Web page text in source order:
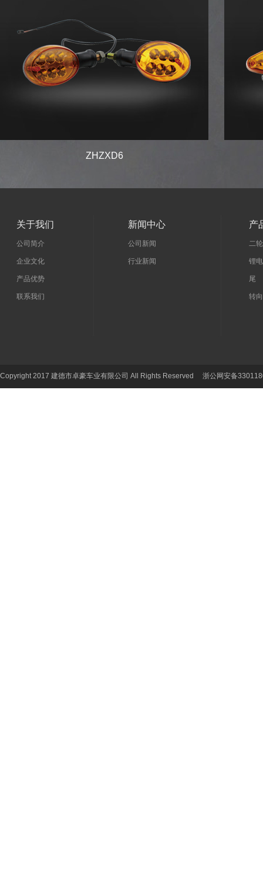
ZHZXD6
关于我们
公司简介
企业文化
产品优势
联系我们
新闻中心
公司新闻
行业新闻
产
二
锂
尾
转
Copyright 2017 建德市卓豪车业有限公司 All Rights Reserved 浙公网安备